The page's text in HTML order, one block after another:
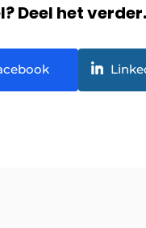
Deel het verder.